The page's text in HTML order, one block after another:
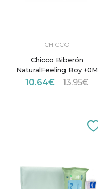
CHICCO
Chicco Biberón
NaturalFeeling Boy +0M
150 ml
10.64€ 13.95€